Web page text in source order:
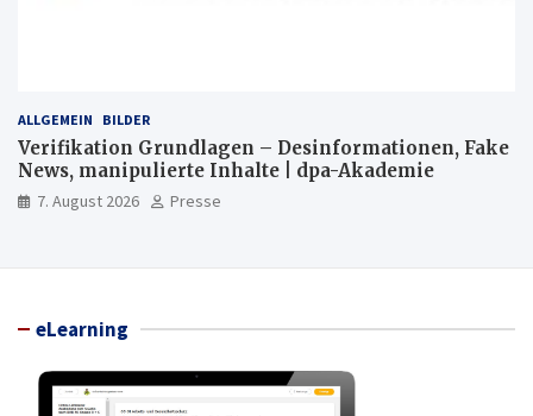
ALLGEMEIN BILDER
Verifikation Grundlagen – Desinformationen, Fake
News, manipulierte Inhalte | dpa-Akademie
7. August 2026 Presse
eLearning